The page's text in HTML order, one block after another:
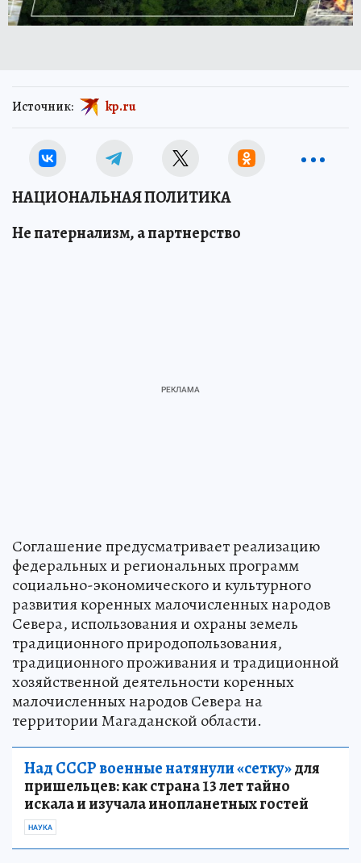
Источник: kp.ru
НАЦИОНАЛЬНАЯ ПОЛИТИКА
Не патернализм, а партнерство
Соглашение предусматривает реализацию
федеральных и региональных программ
социально-экономического и культурного
развития коренных малочисленных народов
Севера, использования и охраны земель
традиционного природопользования,
традиционного проживания и традиционной
хозяйственной деятельности коренных
малочисленных народов Севера на
территории Магаданской области.
Над СССР военные натянули «сетку»для
пришельцев: как страна 13 лет тайно
искала и изучала инопланетных гостей
НАУКА